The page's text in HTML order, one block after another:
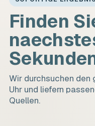
Finden
Wir durchsuchen den
Uhr und liefern
Quellen.